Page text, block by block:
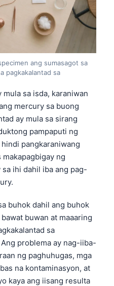
ang sumasagot sa
pagkakalantad sa
mula sa isda, karaniwan
mercury sa buong
ay mula sa sirang
pampaputi ng
pangkaraniwang
ng
ihi dahil iba ang pag-
buhok dahil ang buhok
buwan at maaaring
sa
problema ay nag-iiba-
ng paghuhugas, mga
na kontaminasyon, at
kaya ang iisang resulta